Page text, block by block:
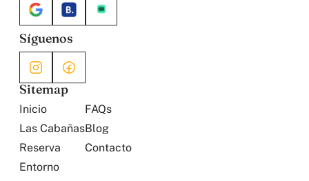
Síguenos
Sitemap
Inicio
Las Cabañas
Reserva
Entorno
FAQs
Blog
Contacto